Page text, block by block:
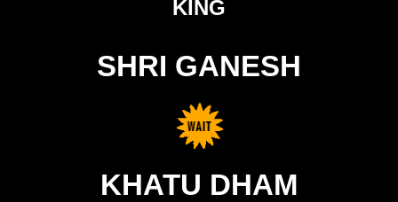
KING
SHRI GANESH
KHATU DHAM